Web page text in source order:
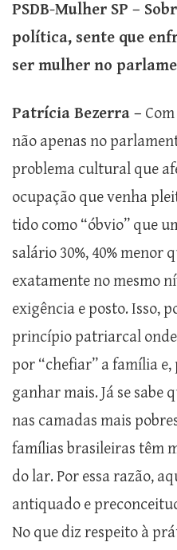
PSDB-Mulher SP –
política, sente que
ser mulher no
Patrícia Bezerra –
não apenas no
problema cultural que
ocupação que venha
tido como “óbvio” que
salário 30%, 40% menor
exatamente no mesmo
exigência e posto. Isso,
princípio patriarcal onde
por “chefiar” a família e,
ganhar mais. Já se sabe
nas camadas mais
famílias brasileiras têm
do lar. Por essa razão,
antiquado e
No que diz respeito à